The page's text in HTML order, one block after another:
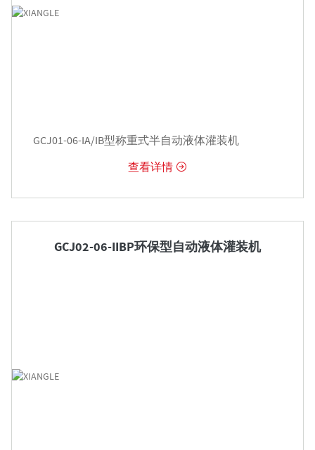
GCJ01-06-IA/IB型称重式半自动液体灌装机
查看详情 
GCJ02-06-IIBP环保型自动液体灌装机